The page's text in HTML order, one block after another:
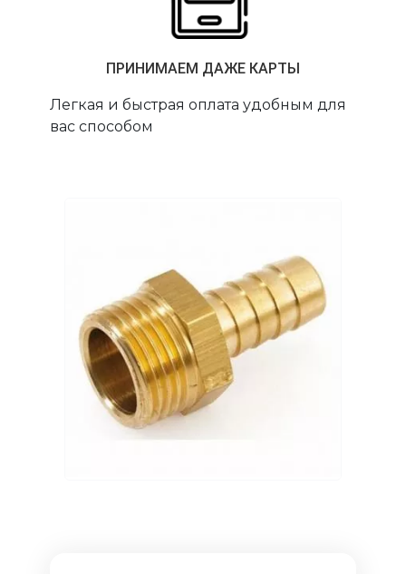
ПРИНИМАЕМ ДАЖЕ КАРТЫ
Легкая и быстрая оплата удобным для
вас способом